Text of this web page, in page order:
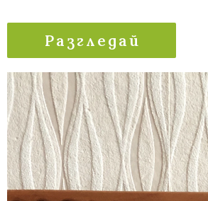
Разгледай